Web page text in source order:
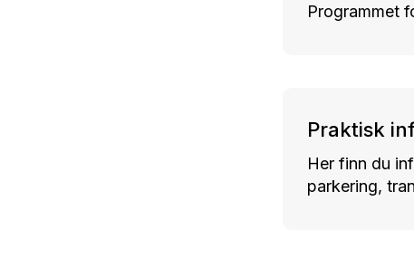
Programmet
Praktisk
Her finn du
parkering,